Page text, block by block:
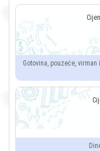
Gotovina, pouzeće,